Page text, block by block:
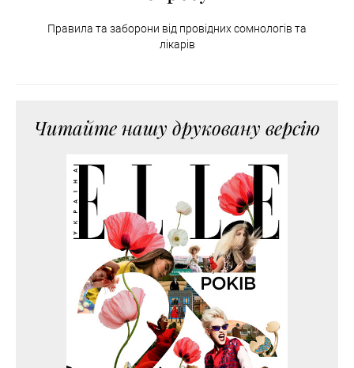
Правила та заборони від провідних сомнологів та
лікарів
Читайте нашу друковану версію